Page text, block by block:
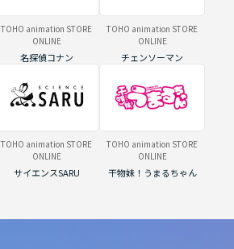
TOHO animation STORE
ONLINE
名探偵コナン
TOHO animation STORE
ONLINE
チェンソーマン
TOHO animation STORE
ONLINE
サイエンスSARU
TOHO animation STORE
ONLINE
干物妹！うまるちゃん